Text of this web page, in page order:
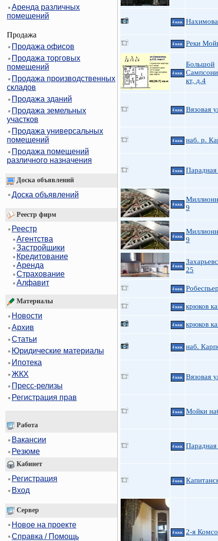
Аренда различных
помещений
Продажа
Продажа офисов
Продажа торговых
помещений
Продажа производственных
складов
Продажа зданий
Продажа земельных
участков
Продажа универсальных
помещений
Продажа помещений
различного назначения
Доска объявлений
Доска объявлений
Реестр фирм
Реестр
Агентства
Застройщики
Кредитование
Аренда
Страхование
Алфавит
Материалы
Новости
Архив
Статьи
Юридические материалы
Ипотека
ЖКХ
Пресс-релизы
Регистрация прав
Работа
Вакансии
Резюме
Кабинет
Регистрация
Вход
Сервер
Новое на проекте
Справка / Помощь
4 ккв.
4 ккв. Реки
4 ккв.
Большой
кт, д.4
4 ккв. Вязовая
4 ккв. наб. р.
4 ккв. Парадная
4 ккв.
9
4 ккв.
9
4 ккв.
25
4 ккв.
4 ккв. крюков
4 ккв. крюков
4 ккв. наб.
4 ккв. Вязовая
4 ккв. Мойки
4 ккв. Парадная
4 ккв.
4 ккв. 2-я